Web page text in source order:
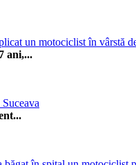
un motociclist în vârstă
ani,...